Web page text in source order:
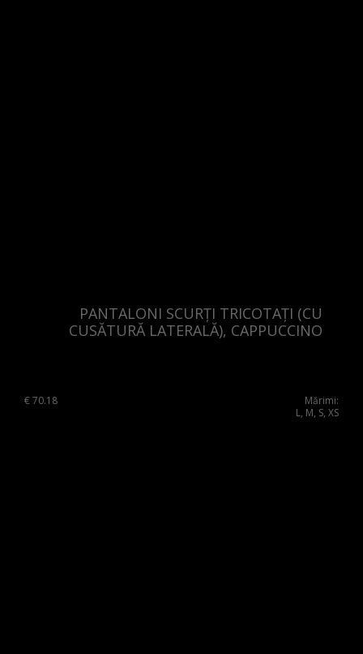
PANTALONI SCURȚI TRICOTAȚI (CU
CUSĂTURĂ LATERALĂ), CAPPUCCINO
€70.18
Mărimi:
L, M, S, XS